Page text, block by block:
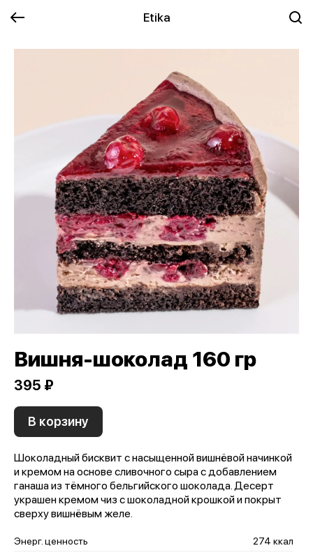
Etika
Вишня-шоколад 160 гр
395 ₽
В корзину
Шоколадный бисквит с насыщенной вишнёвой начинкой
и кремом на основе сливочного сыра с добавлением
ганаша из тёмного бельгийского шоколада. Десерт
украшен кремом чиз с шоколадной крошкой и покрыт
сверху вишнёвым желе.
Энерг. ценность
274 ккал